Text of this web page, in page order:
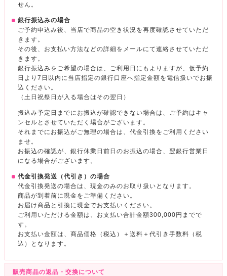
せん。
銀行振込みの場合
ご予約申込み後、当店で商品の空き状況を再度確認させていただ
きます。
その後、お支払い方法などの詳細をメールにて連絡させていただ
きます。
銀行振込みをご希望の場合は、ご利用日にもよりますが、仮予約
日より7日以内に当店指定の銀行口座へ指定金額を電信扱いでお振
込ください。
（土日祝祭日が入る場合はその翌日）
振込み予定日までにお振込が確認できない場合は、ご予約はキャ
ンセルとさせていただく場合がございます。
それまでにお振込がご無理の場合は、代金引換をご利用ください
ませ。
お振込の確認が、銀行休業日前日のお振込の場合、翌銀行営業日
になる場合がございます。
代金引換発送（代引き）の場合
代金引換発送の場合は、現金のみのお取り扱いとなります。
商品が到着前に現金をご準備ください。
お届け商品と引換に現金でお支払いください。
ご利用いただける金額は、お支払い合計金額300,000円までで
す。
お支払い金額は、商品価格（税込）＋送料＋代引き手数料（税
込）となります。
販売商品の返品・交換について